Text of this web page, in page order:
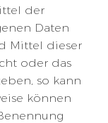
der
Daten
Mittel dieser
oder das
so kann
können